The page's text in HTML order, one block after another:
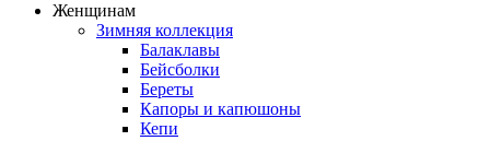
Женщинам
Зимняя коллекция
Балаклавы
Бейсболки
Береты
Капоры и капюшоны
Кепи